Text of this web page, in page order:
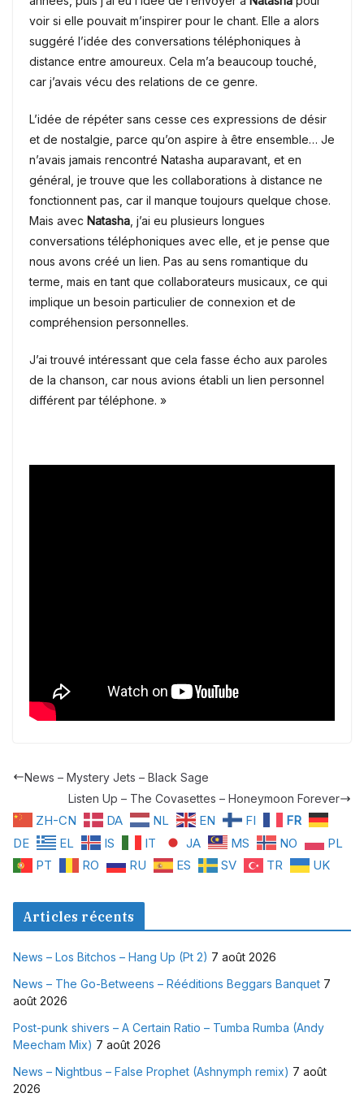
voir si elle pouvait m’inspirer pour le chant. Elle a alors
suggéré l’idée des conversations téléphoniques à
distance entre amoureux. Cela m’a beaucoup touché,
car j’avais vécu des relations de ce genre.
L’idée de répéter sans cesse ces expressions de désir
et de nostalgie, parce qu’on aspire à être ensemble… Je
n’avais jamais rencontré Natasha auparavant, et en
général, je trouve que les collaborations à distance ne
fonctionnent pas, car il manque toujours quelque chose.
Mais avec Natasha , j’ai eu plusieurs longues
conversations téléphoniques avec elle, et je pense que
nous avons créé un lien. Pas au sens romantique du
terme, mais en tant que collaborateurs musicaux, ce qui
implique un besoin particulier de connexion et de
compréhension personnelles.
J’ai trouvé intéressant que cela fasse écho aux paroles
de la chanson, car nous avions établi un lien personnel
différent par téléphone. »
News – Mystery Jets – Black Sage
Listen Up – The Covasettes – Honeymoon Forever
ZH-CN DA NL EN FI
FR
DE
EL IS IT JA MS NO
PL
PT
RO RU ES SV TR UK
Articles récents
News – Los Bitchos – Hang Up (Pt 2) 7 août 2026
News – The Go-Betweens – Rééditions Beggars Banquet 7
août 2026
Post-punk shivers – A Certain Ratio – Tumba Rumba (Andy
Meecham Mix) 7 août 2026
News – Nightbus – False Prophet (Ashnymph remix) 7 août
2026